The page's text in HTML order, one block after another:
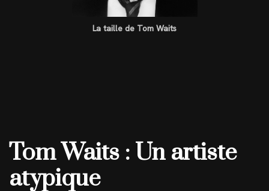
La taille de Tom Waits
Tom Waits : Un artiste
atypique